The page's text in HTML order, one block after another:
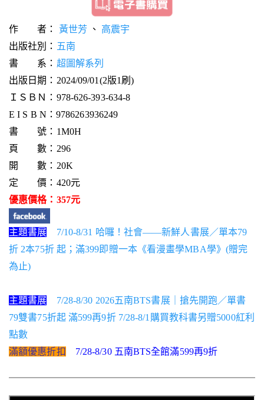
作 者： 黃世芳、 高震宇
出版社別： 五南
書 系： 超圖解系列
出版日期：2024/09/01(2版1刷)
ＩＳＢＮ：978-626-393-634-8
E I S B N：9786263936249
書 號：1M0H
頁 數：296
開 數：20K
定 價：420元
優惠價格：357元
主題書展
7/10-8/31 哈囉！社會——新鮮人書展／單本79
折 2本75折 起；滿399即贈一本《看漫畫學MBA學》(贈完
為止)
主題書展
7/28-8/30 2026五南BTS書展｜搶先開跑／單書
79雙書75折起 滿599再9折 7/28-8/1購買教科書另贈5000紅利
點數
滿額優惠折扣
7/28-8/30 五南BTS全館滿599再9折